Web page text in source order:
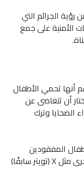
الجرائم التي
الأمنية على جمع
أنها تحمي الأطفال
أن تتغاضى عن
الضحايا وترك
المفقودين
والمستغلين (NCMEC) أن تقارير شركات أخرى مثل X (تويتر سابقًا)